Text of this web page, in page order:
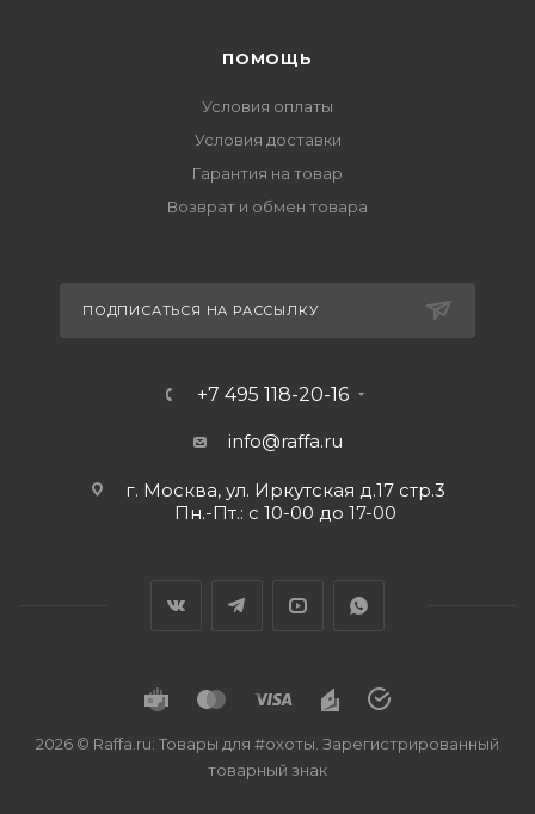
ПОМОЩЬ
Условия оплаты
Условия доставки
Гарантия на товар
Возврат и обмен товара
ПОДПИСАТЬСЯ НА РАССЫЛКУ
+7 495 118-20-16
info@raffa.ru
г. Москва, ул. Иркутская д.17 стр.3
Пн.-Пт.: с 10-00 до 17-00
2026 © Raffa.ru: Товары для #охоты. Зарегистрированный
товарный знак